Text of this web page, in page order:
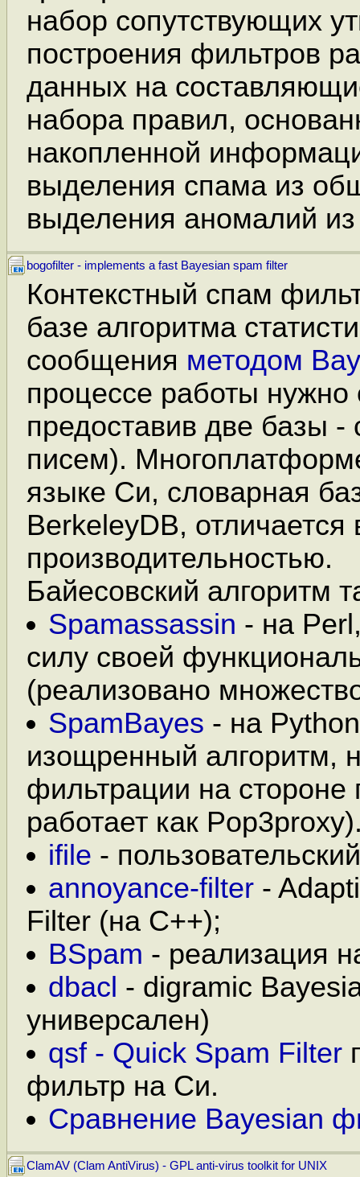
набор сопутствующих
построения фильтров
данных на
набора правил,
накопленной
выделения спама из
выделения аномалий
bogofilter - implements a fast Bayesian spam filter
Контекстный спам
базе алгоритма
сообщения методом
процессе работы нужно
предоставив две базы
писем).
языке Си, словарная
BerkeleyDB, отличается
производительностью.
Байесовский алгоритм
Spamassassin - на
силу своей
(реализовано
SpamBayes - на
изощренный алгоритм,
фильтрации на стороне
работает как
ifile -
annoyance-filter-
Filter (на C++);
BSpam - реализация
dbacl - digramic
универсален)
qsf - Quick Spam Filter
фильтр на Си.
Сравнение Bayesian
ClamAV (Clam AntiVirus) - GPL anti-virus toolkit for UNIX